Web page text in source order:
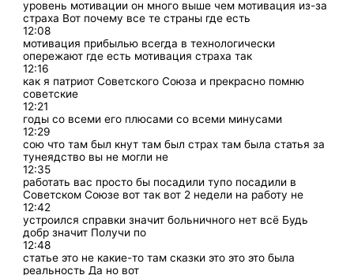
уровень мотивации он много выше чем мотивация из-за
страха Вот почему все те страны где есть
12:08
мотивация прибылью всегда в технологически
опережают где есть мотивация страха так
12:16
как я патриот Советского Союза и прекрасно помню
советские
12:21
годы со всеми его плюсами со всеми минусами
12:29
сою что там был кнут там был страх там была статья за
тунеядство вы не могли не
12:35
работать вас просто бы посадили тупо посадили в
Советском Союзе вот так вот 2 недели на работу не
12:42
устроился справки значит больничного нет всё Будь
добр значит Получи по
12:48
статье это не какие-то там сказки это это это была
реальность Да но вот